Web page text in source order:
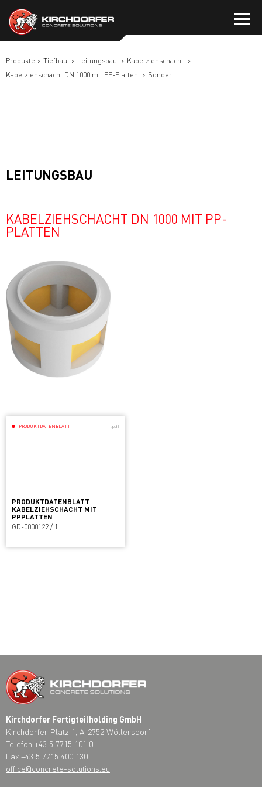
Inhalt
springen
Produkte Tiefbau Leitungsbau
Kabelziehschacht
Kabelziehschacht DN 1000 mit PP-Platten
Sonder
LEITUNGSBAU
KABELZIEHSCHACHT DN 1000 MIT PP-
PLATTEN
PRODUKTDATENBLATT .pdf
PRODUKTDATENBLATT
KABELZIEHSCHACHT MIT
PPPLATTEN
GD-0000122 / 1
Kirchdorfer Fertigteilholding GmbH
Kirchdorfer Platz 1, A-2752 Wöllersdorf
Telefon +43 5 7715 101 0
Fax +43 5 7715 400 130
office@concrete-solutions.eu